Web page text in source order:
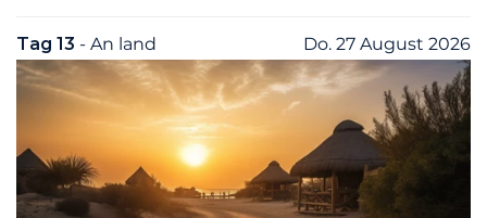
Tag 13 - An land Do. 27 August 2026